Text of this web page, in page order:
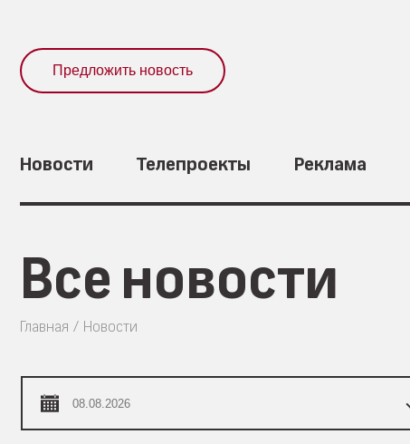
Предложить новость
Новости Телепроекты Реклама
Все новости
Главная Новости